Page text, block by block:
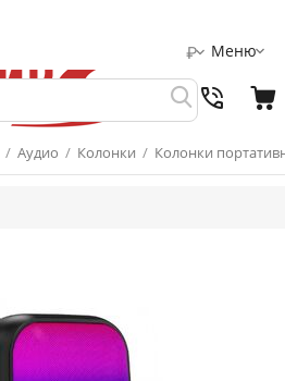
Меню
₽
/ Аудио / Колонки / Колонки